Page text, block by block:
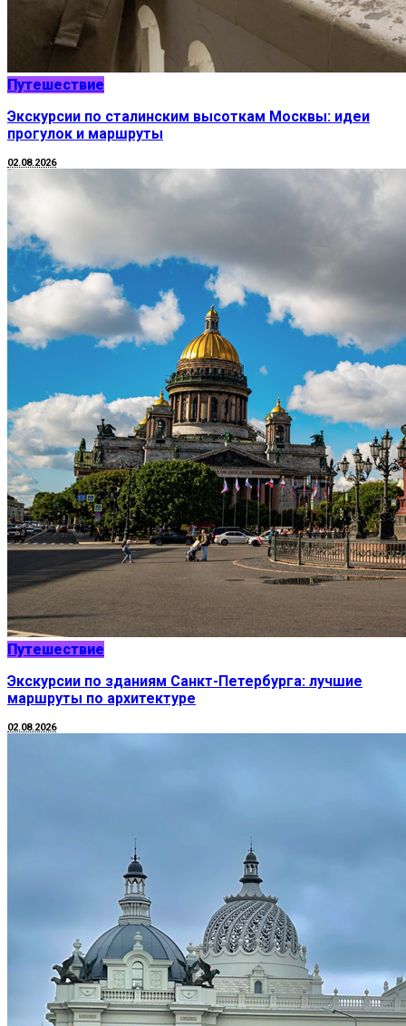
Путешествие
Экскурсии по сталинским высоткам Москвы: идеи
прогулок и маршруты
02.08.2026
Путешествие
Экскурсии по зданиям Санкт-Петербурга: лучшие
маршруты по архитектуре
02.08.2026